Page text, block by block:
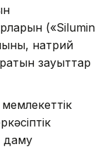
(«Silumin
натрий
зауыттар
даму